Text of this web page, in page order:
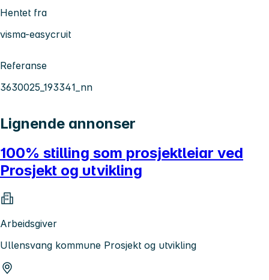
Hentet fra
visma-easycruit
Referanse
3630025_193341_nn
Lignende annonser
100% stilling som prosjektleiar ved
Prosjekt og utvikling
Arbeidsgiver
Ullensvang kommune Prosjekt og utvikling